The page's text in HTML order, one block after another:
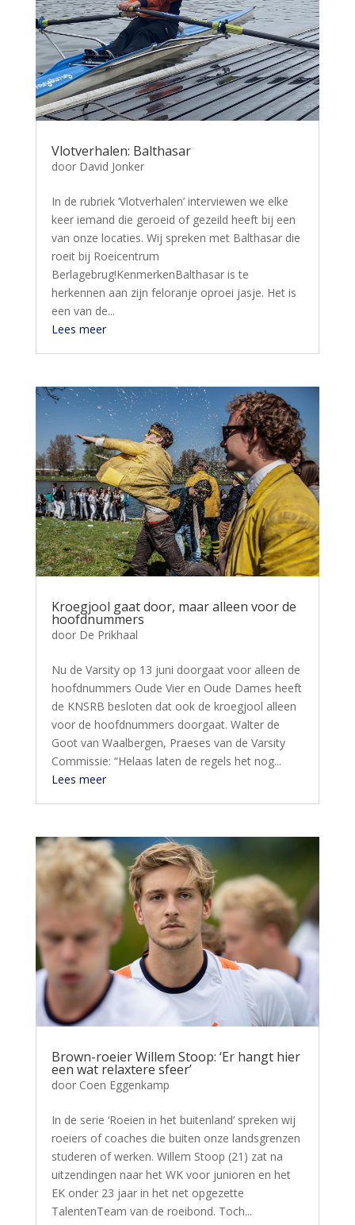
Vlotverhalen: Balthasar
door David Jonker
In de rubriek ‘Vlotverhalen’ interviewen we elke
keer iemand die geroeid of gezeild heeft bij een
van onze locaties. Wij spreken met Balthasar die
roeit bij Roeicentrum
Berlagebrug!KenmerkenBalthasar is te
herkennen aan zijn feloranje oproei jasje. Het is
een van de...
Lees meer
Kroegjool gaat door, maar alleen voor de
hoofdnummers
door De Prikhaal
Nu de Varsity op 13 juni doorgaat voor alleen de
hoofdnummers Oude Vier en Oude Dames heeft
de KNSRB besloten dat ook de kroegjool alleen
voor de hoofdnummers doorgaat. Walter de
Goot van Waalbergen, Praeses van de Varsity
Commissie: “Helaas laten de regels het nog...
Lees meer
Brown-roeier Willem Stoop: ‘Er hangt hier
een wat relaxtere sfeer’
door Coen Eggenkamp
In de serie ‘Roeien in het buitenland’ spreken wij
roeiers of coaches die buiten onze landsgrenzen
studeren of werken. Willem Stoop (21) zat na
uitzendingen naar het WK voor junioren en het
EK onder 23 jaar in het net opgezette
TalentenTeam van de roeibond. Toch...